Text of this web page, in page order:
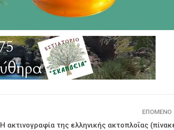
ΕΠΌΜΕΝΟ
Η ακτινογραφία της ελληνικής ακτοπλοΐας